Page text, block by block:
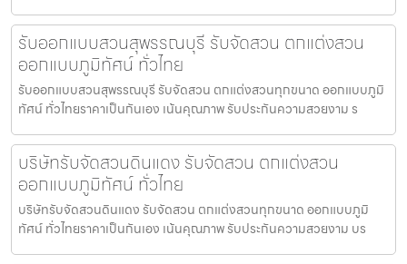
รับออกแบบสวนสุพรรณบุรี รับจัดสวน ตกแต่งสวน
ออกแบบภูมิทัศน์ ทั่วไทย
รับออกแบบสวนสุพรรณบุรี รับจัดสวน ตกแต่งสวนทุกขนาด ออกแบบภูมิ
ทัศน์ ทั่วไทยราคาเป็นกันเอง เน้นคุณภาพ รับประกันความสวยงาม ร
บริษัทรับจัดสวนดินแดง รับจัดสวน ตกแต่งสวน
ออกแบบภูมิทัศน์ ทั่วไทย
บริษัทรับจัดสวนดินแดง รับจัดสวน ตกแต่งสวนทุกขนาด ออกแบบภูมิ
ทัศน์ ทั่วไทยราคาเป็นกันเอง เน้นคุณภาพ รับประกันความสวยงาม บร